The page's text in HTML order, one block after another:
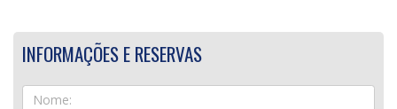
INFORMAÇÕES E RESERVAS